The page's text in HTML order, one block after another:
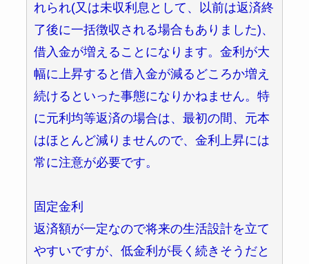
れられ(又は未収利息として、以前は返済終
了後に一括徴収される場合もありました)、
借入金が増えることになります。金利が大
幅に上昇すると借入金が減るどころか増え
続けるといった事態になりかねません。特
に元利均等返済の場合は、最初の間、元本
はほとんど減りませんので、金利上昇には
常に注意が必要です。
固定金利
返済額が一定なので将来の生活設計を立て
やすいですが、低金利が長く続きそうだと